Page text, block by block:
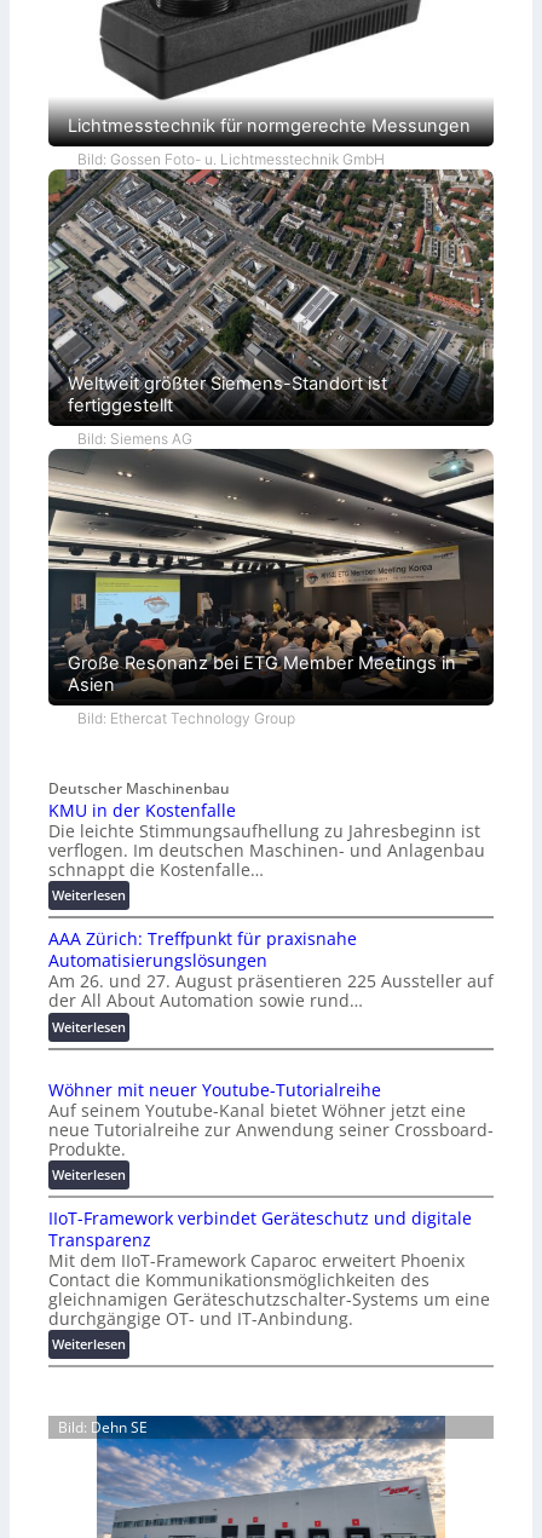
Lichtmesstechnik für normgerechte Messungen
Bild: Gossen Foto- u. Lichtmesstechnik GmbH
Weltweit größter Siemens-Standort ist
fertiggestellt
Bild: Siemens AG
Große Resonanz bei ETG Member Meetings in
Asien
Bild: Ethercat Technology Group
Deutscher Maschinenbau
KMU in der Kostenfalle
Die leichte Stimmungsaufhellung zu Jahresbeginn ist
verflogen. Im deutschen Maschinen- und Anlagenbau
schnappt die Kostenfalle…
Weiterlesen:
K
M
U
i
n
d
e
K
o
s
e
n
f
a
l
l
e
AAA Zürich: Treffpunkt für praxisnahe
Automatisierungslösungen
Am 26. und 27. August präsentieren 225 Aussteller auf
der All About Automation sowie rund…
Weiterlesen:
A
A
Z
ü
i
c
h
:
T
r
e
f
f
p
n
k
t
f
ü
r
Wöhner mit neuer Youtube-Tutorialreihe
Auf seinem Youtube-Kanal bietet Wöhner jetzt eine
neue Tutorialreihe zur Anwendung seiner Crossboard-
Produkte.
Weiterlesen:
W
ö
h
n
e
r
m
i
t
e
u
e
r
Y
o
IIoT-Framework verbindet Geräteschutz und digitale
Transparenz
Mit dem IIoT-Framework Caparoc erweitert Phoenix
Contact die Kommunikationsmöglichkeiten des
gleichnamigen Geräteschutzschalter-Systems um eine
durchgängige OT- und IT-Anbindung.
Weiterlesen:
I
T
-
F
r
a
Bild: Dehn SE